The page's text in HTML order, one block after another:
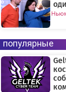
популярные